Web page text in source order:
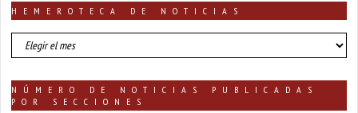
HEMEROTECA DE NOTICIAS
HEMEROTECA
DE
NÚMERO DE NOTICIAS PUBLICADAS
POR SECCIONES